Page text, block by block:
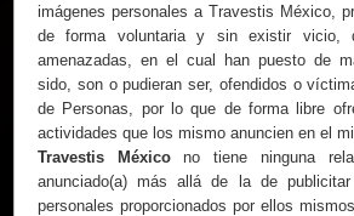
imágenes personales a Travestis México,
de forma voluntaria y sin existir vicio,
amenazadas, en el cual han puesto de
sido, son o pudieran ser, ofendidos o
de Personas, por lo que de forma libre
actividades que los mismo anuncien en el
Travestis Méxicono tiene ninguna
anunciado(a) más allá de la de
personales proporcionados por ellos